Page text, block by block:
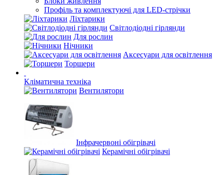
Профіль та комплектуючі для LED-стрічки
Ліхтарики
Світлодіодні гірлянди
Для рослин
Нічники
Аксесуари для освітлення
Торшери
Кліматична техніка
Вентилятори
Інфрачервоні обігрівачі
Керамічні обігрівачі